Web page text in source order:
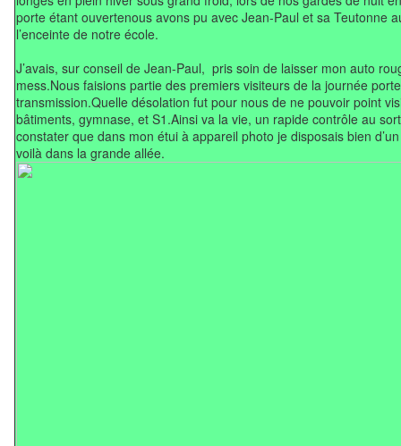
porte étant ouvertenous avons pu avec Jean-Paul et sa Teutonne
l’enceinte de notre école.
J’avais, sur conseil de Jean-Paul, pris soin de laisser mon auto
mess.Nous faisions partie des premiers visiteurs de la journée
transmission.Quelle désolation fut pour nous de ne pouvoir point
bâtiments, gymnase, et S1.Ainsi va la vie, un rapide contrôle au
constater que dans mon étui à appareil photo je disposais bien
voilà dans la grande allée.